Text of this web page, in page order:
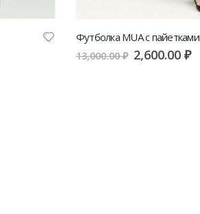
Футболка MUA с пайетками
13,000.00₽ 2,600.00 ₽